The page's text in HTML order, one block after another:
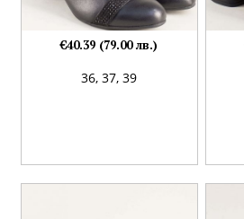
36,37,39
€40.39 (79.00 лв.)